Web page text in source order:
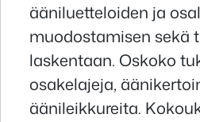
ääniluetteloiden ja
muodostamisen sekä
laskentaan. Oskoko
osakelajeja,
äänileikkureita.